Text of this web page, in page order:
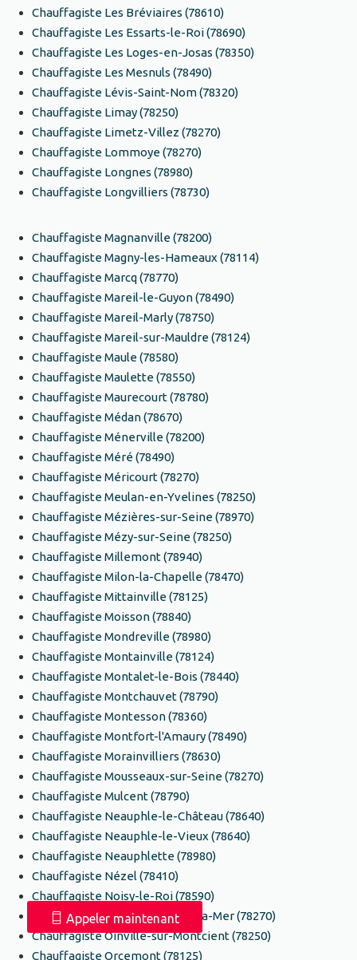
Chauffagiste Les Bréviaires (78610)
Chauffagiste Les Essarts-le-Roi (78690)
Chauffagiste Les Loges-en-Josas (78350)
Chauffagiste Les Mesnuls (78490)
Chauffagiste Lévis-Saint-Nom (78320)
Chauffagiste Limay (78250)
Chauffagiste Limetz-Villez (78270)
Chauffagiste Lommoye (78270)
Chauffagiste Longnes (78980)
Chauffagiste Longvilliers (78730)
Chauffagiste Magnanville (78200)
Chauffagiste Magny-les-Hameaux (78114)
Chauffagiste Marcq (78770)
Chauffagiste Mareil-le-Guyon (78490)
Chauffagiste Mareil-Marly (78750)
Chauffagiste Mareil-sur-Mauldre (78124)
Chauffagiste Maule (78580)
Chauffagiste Maulette (78550)
Chauffagiste Maurecourt (78780)
Chauffagiste Médan (78670)
Chauffagiste Ménerville (78200)
Chauffagiste Méré (78490)
Chauffagiste Méricourt (78270)
Chauffagiste Meulan-en-Yvelines (78250)
Chauffagiste Mézières-sur-Seine (78970)
Chauffagiste Mézy-sur-Seine (78250)
Chauffagiste Millemont (78940)
Chauffagiste Milon-la-Chapelle (78470)
Chauffagiste Mittainville (78125)
Chauffagiste Moisson (78840)
Chauffagiste Mondreville (78980)
Chauffagiste Montainville (78124)
Chauffagiste Montalet-le-Bois (78440)
Chauffagiste Montchauvet (78790)
Chauffagiste Montesson (78360)
Chauffagiste Montfort-l'Amaury (78490)
Chauffagiste Morainvilliers (78630)
Chauffagiste Mousseaux-sur-Seine (78270)
Chauffagiste Mulcent (78790)
Chauffagiste Neauphle-le-Château (78640)
Chauffagiste Neauphle-le-Vieux (78640)
Chauffagiste Neauphlette (78980)
Chauffagiste Nézel (78410)
Chauffagiste Noisy-le-Roi (78590)
Chauffagiste Notre-Dame-de-la-Mer (78270)
Chauffagiste Oinville-sur-Montcient (78250)
Chauffagiste Orcemont (78125)
Appeler maintenant